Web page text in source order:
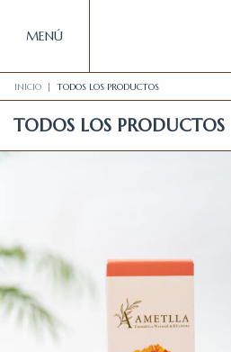
MENÚ
INICIO | TODOS LOS PRODUCTOS
TODOS LOS PRODUCTOS